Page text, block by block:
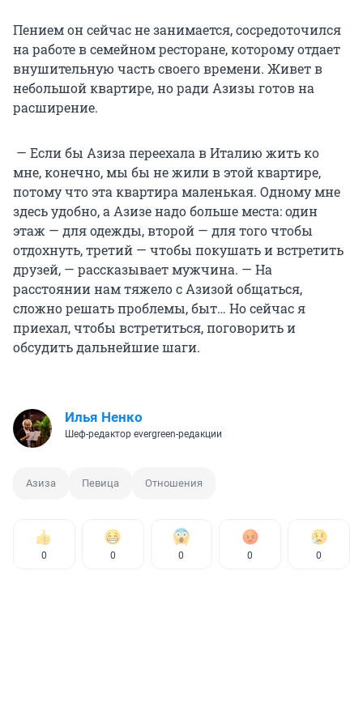
Пением он сейчас не занимается, сосредоточился
на работе в семейном ресторане, которому отдает
внушительную часть своего времени. Живет в
небольшой квартире, но ради Азизы готов на
расширение.
— Если бы Азиза переехала в Италию жить ко
мне, конечно, мы бы не жили в этой квартире,
потому что эта квартира маленькая. Одному мне
здесь удобно, а Азизе надо больше места: один
этаж — для одежды, второй — для того чтобы
отдохнуть, третий — чтобы покушать и встретить
друзей, — рассказывает мужчина. — На
расстоянии нам тяжело с Азизой общаться,
сложно решать проблемы, быт… Но сейчас я
приехал, чтобы встретиться, поговорить и
обсудить дальнейшие шаги.
Илья Ненко
Шеф-редактор evergreen-редакции
Азиза Певица Отношения
0 0 0 0 0